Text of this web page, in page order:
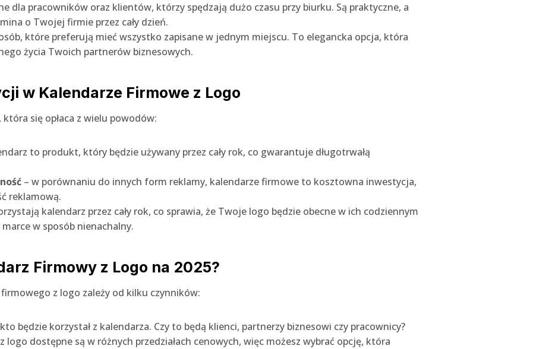
dla pracowników oraz klientów, którzy spędzają dużo czasu przy biurku. Są praktyczne, a
o Twojej firmie przez cały dzień.
które preferują mieć wszystko zapisane w jednym miejscu. To elegancka opcja, która
życia Twoich partnerów biznesowych.
w Kalendarze Firmowe z Logo
się opłaca z wielu powodów:
to produkt, który będzie używany przez cały rok, co gwarantuje długotrwałą
– w porównaniu do innych form reklamy, kalendarze firmowe to kosztowna inwestycja,
reklamową.
kalendarz przez cały rok, co sprawia, że Twoje logo będzie obecne w ich codziennym
w sposób nienachalny.
Firmowy z Logo na 2025?
z logo zależy od kilku czynników:
będzie korzystał z kalendarza. Czy to będą klienci, partnerzy biznesowi czy pracownicy?
logo dostępne są w różnych przedziałach cenowych, więc możesz wybrać opcję, która